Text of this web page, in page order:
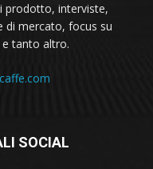
prodotto, interviste,
di mercato, focus su
tanto altro.
SOCIAL